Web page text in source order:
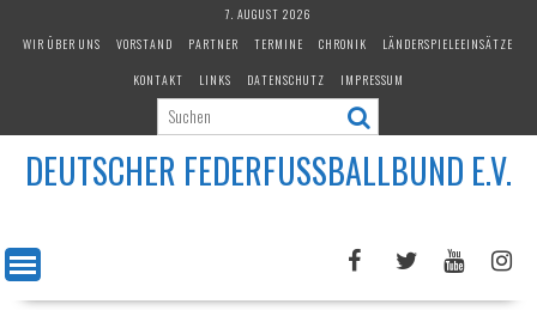
7. AUGUST 2026
WIR ÜBER UNS
VORSTAND PARTNER TERMINE CHRONIK
LÄNDERSPIELEEINSÄTZE
KONTAKT
LINKS DATENSCHUTZ IMPRESSUM
DEUTSCHER FEDERFUSSBALLBUND E.V.